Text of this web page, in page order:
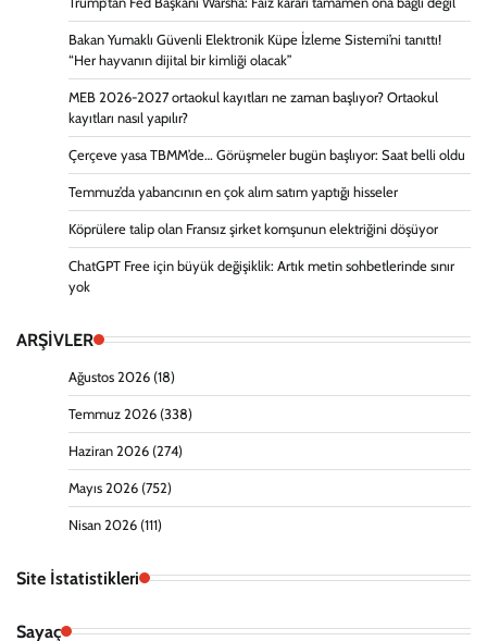
Bakan Yumaklı Güvenli Elektronik Küpe İzleme Sistemi’ni tanıttı!
“Her hayvanın dijital bir kimliği olacak”
MEB 2026-2027 ortaokul kayıtları ne zaman başlıyor? Ortaokul
kayıtları nasıl yapılır?
Çerçeve yasa TBMM’de… Görüşmeler bugün başlıyor: Saat belli oldu
Temmuz’da yabancının en çok alım satım yaptığı hisseler
Köprülere talip olan Fransız şirket komşunun elektriğini döşüyor
ChatGPT Free için büyük değişiklik: Artık metin sohbetlerinde sınır
yok
ARŞİVLER
Ağustos 2026 (18)
Temmuz 2026 (338)
Haziran 2026 (274)
Mayıs 2026 (752)
Nisan 2026 (111)
Site İstatistikleri
Sayaç